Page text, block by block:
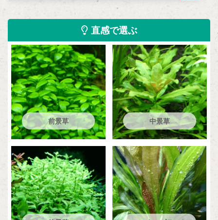
直感で選ぶ
前景草 中景草